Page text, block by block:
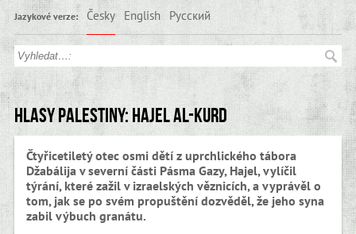
Jazykové verze: Česky English Русский
Hlasy Palestiny: Hajel al-Kurd
Čtyřicetiletý otec osmi dětí z uprchlického tábora
Džabálija v severní části Pásma Gazy, Hajel, vylíčil
týrání, které zažil v izraelských věznicích, a vyprávěl o
tom, jak se po svém propuštění dozvěděl, že jeho syna
zabil výbuch granátu.